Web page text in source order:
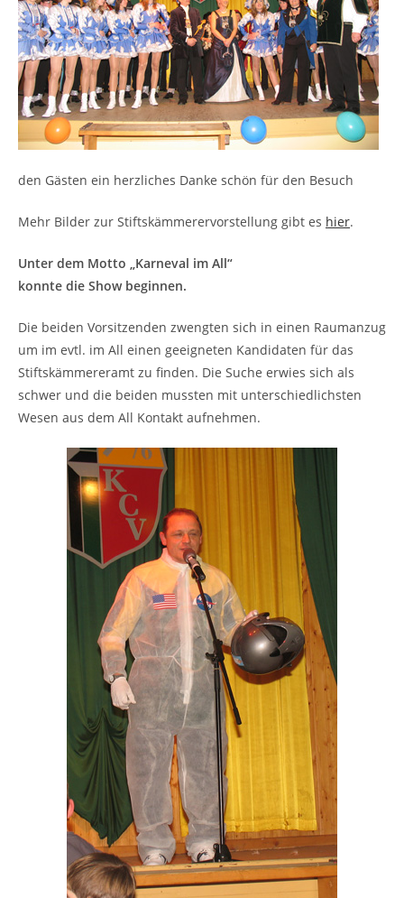
den Gästen ein herzliches Danke schön für den Besuch
Mehr Bilder zur Stiftskämmerervorstellung gibt es hier.
Unter dem Motto „Karneval im All“
konnte die Show beginnen.
Die beiden Vorsitzenden zwengten sich in einen Raumanzug
um im evtl. im All einen geeigneten Kandidaten für das
Stiftskämmereramt zu finden. Die Suche erwies sich als
schwer und die beiden mussten mit unterschiedlichsten
Wesen aus dem All Kontakt aufnehmen.